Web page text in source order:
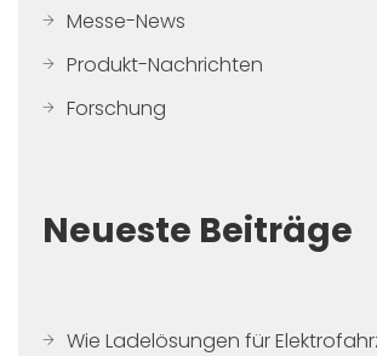
Messe-News
Produkt-Nachrichten
Forschung
Neueste Beiträge
Wie Ladelösungen für